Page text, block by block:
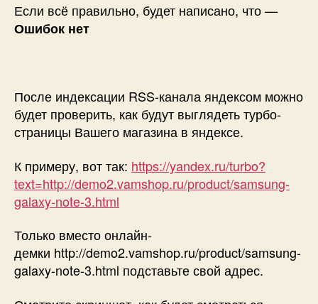
Если всё правильно, будет написано, что —
Ошибок нет
После индексации RSS-канала яндексом можно
будет проверить, как будут выглядеть турбо-
страницы Вашего магазина в яндексе.
К примеру, вот так: https://yandex.ru/turbo?
text=http://demo2.vamshop.ru/product/samsung-
galaxy-note-3.html
Только вместо онлайн-
демки http://demo2.vamshop.ru/product/samsung-
galaxy-note-3.html подставьте свой адрес.